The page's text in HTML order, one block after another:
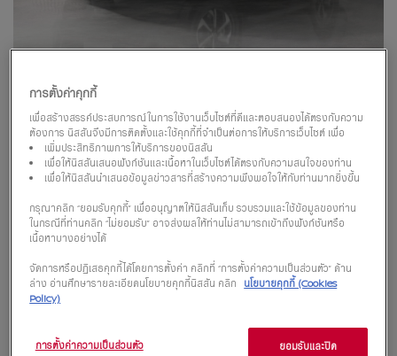
สปอร์ตตรงใจ โดดเด่นเหนือใครทุกเส้น
ทาง
การออกแบบภายนอก
นิสสัน เทอร์ร่า เผยลุคดีไซน์สปอร์ต เสริมความโฉบเฉี่ยวด้วยความโดดเด่น
เหนือใครในทุกเส้นทาง ทั้งกระจังหน้าสีดำ ชุดตกแต่งกันชนหน้าและหลังสีดำเงา
แผงกันกระแทกด้านหน้า และอื่น ๆ อีกมากมาย
การตั้งค่าคุกกี้
เพื่อสร้างสรรค์ประสบการณ์ในการใช้งานเว็บไซต์ที่ดีและตอบสนองได้ตรงกับความ
ต้องการ นิสสันจึงมีการติดตั้งและใช้คุกกี้ที่จำเป็นต่อการให้บริการเว็บไซต์ เพื่อ
เพิ่มประสิทธิภาพการให้บริการของนิสสัน
เพื่อให้นิสสันเสนอฟังก์ชันและเนื้อหาในเว็บไซต์ได้ตรงกับความสนใจของท่าน
เพื่อให้นิสสันนำเสนอข้อมูลข่าวสารที่สร้างความพึงพอใจให้กับท่านมากยิ่งขึ้น
กรุณาคลิก “ยอมรับคุกกี้” เพื่ออนุญาตให้นิสสันเก็บ รวบรวมและใช้ข้อมูลของท่าน
ในกรณีที่ท่านคลิก “ไม่ยอมรับ” อาจส่งผลให้ท่านไม่สามารถเข้าถึงฟังก์ชันหรือ
เนื้อหาบางอย่างได้
จัดการหรือปฏิเสธคุกกี้ได้โดยการตั้งค่า คลิกที่ “การตั้งค่าความเป็นส่วนตัว” ด้าน
ล่าง อ่านศึกษารายละเอียดนโยบายคุกกี้นิสสัน คลิก
นโยบายคุกกี้ (Cookies
Policy)
ยอมรับและปิด
การตั้งค่าความเป็นส่วนตัว